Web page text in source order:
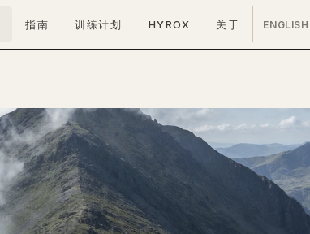
指南 训练计划 HYROX 关于 ENGLISH